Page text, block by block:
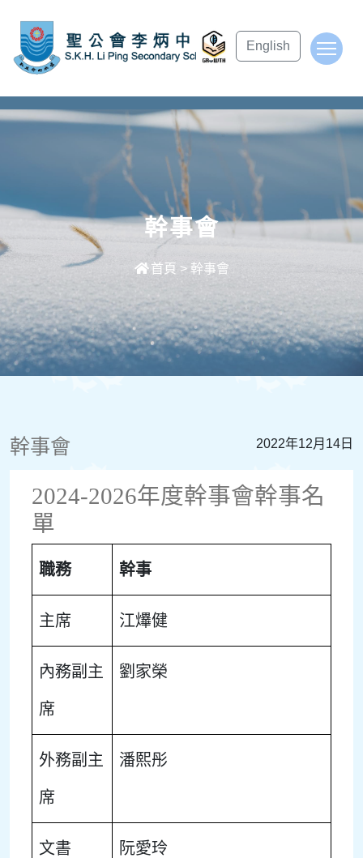
English
幹事會
首頁 > 幹事會
幹事會 2022年12月14日
2024-2026年度幹事會幹事名
單
職務 幹事
主席 江𤒹健
內務副主
席
劉家榮
外務副主
席
潘熙彤
文書 阮愛玲